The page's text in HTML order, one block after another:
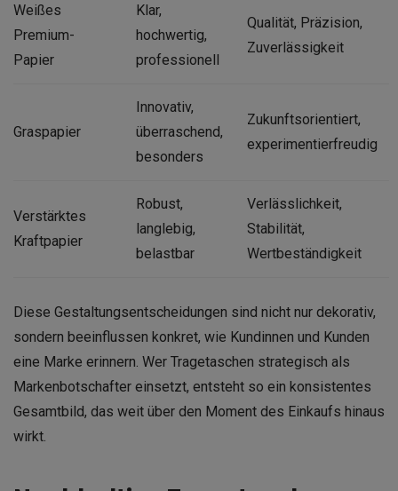
Weißes
Premium-
Papier
Klar,
hochwertig,
professionell
Qualität, Präzision,
Zuverlässigkeit
Graspapier
Innovativ,
überraschend,
besonders
Zukunftsorientiert,
experimentierfreudig
Verstärktes
Kraftpapier
Robust,
langlebig,
belastbar
Verlässlichkeit,
Stabilität,
Wertbeständigkeit
Diese Gestaltungsentscheidungen sind nicht nur dekorativ,
sondern beeinflussen konkret, wie Kundinnen und Kunden
eine Marke erinnern. Wer Tragetaschen strategisch als
Markenbotschafter einsetzt, entsteht so ein konsistentes
Gesamtbild, das weit über den Moment des Einkaufs hinaus
wirkt.